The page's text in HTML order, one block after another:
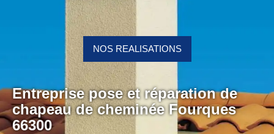
Entreprise pose et réparation de
chapeau de cheminée Fourques
66300
NOS REALISATIONS